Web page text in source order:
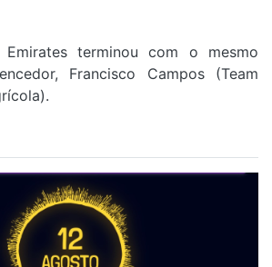
terminou com o mesmo
Francisco Campos (Team